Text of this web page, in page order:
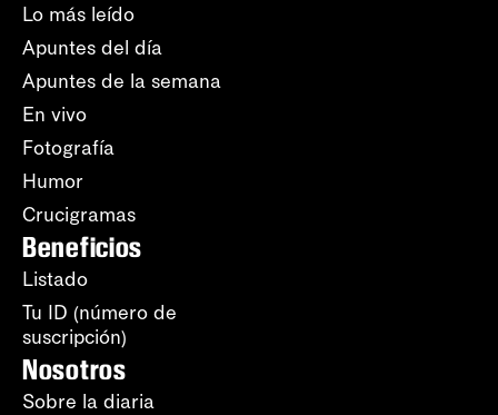
Lo más leído
Apuntes del día
Apuntes de la semana
En vivo
Fotografía
Humor
Crucigramas
Beneficios
Listado
Tu ID (número de
suscripción)
Nosotros
Sobre la diaria